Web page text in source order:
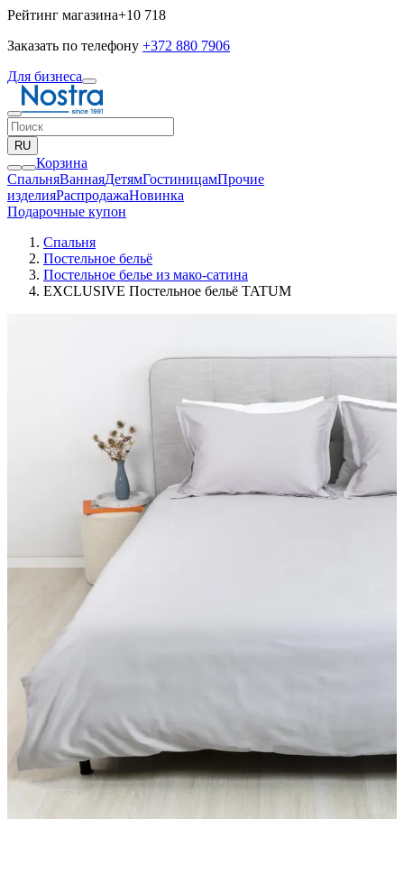
Рейтинг магазина+10 718
Заказать по телефону +372 880 7906
Для бизнеса
RU
Корзина
СпальняВаннаяДетямГостиницамПрочие
изделияPаспродажаНовинка
Подарочные купон
Спальня
Постельное бельё
Постельное белье из мако-сатина
EXCLUSIVE Постельное бельё TATUM